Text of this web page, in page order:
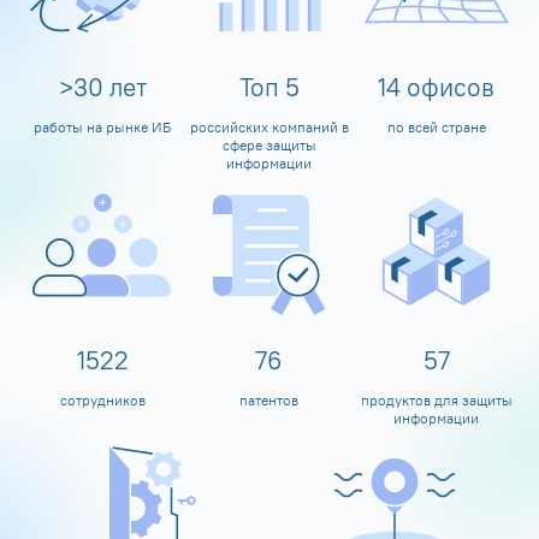
>30 лет
работы на рынке ИБ
Топ 5
российских компаний в
сфере защиты
информации
14 офисов
по всей стране
1600
сотрудников
80
патентов
60
продуктов для защиты
информации